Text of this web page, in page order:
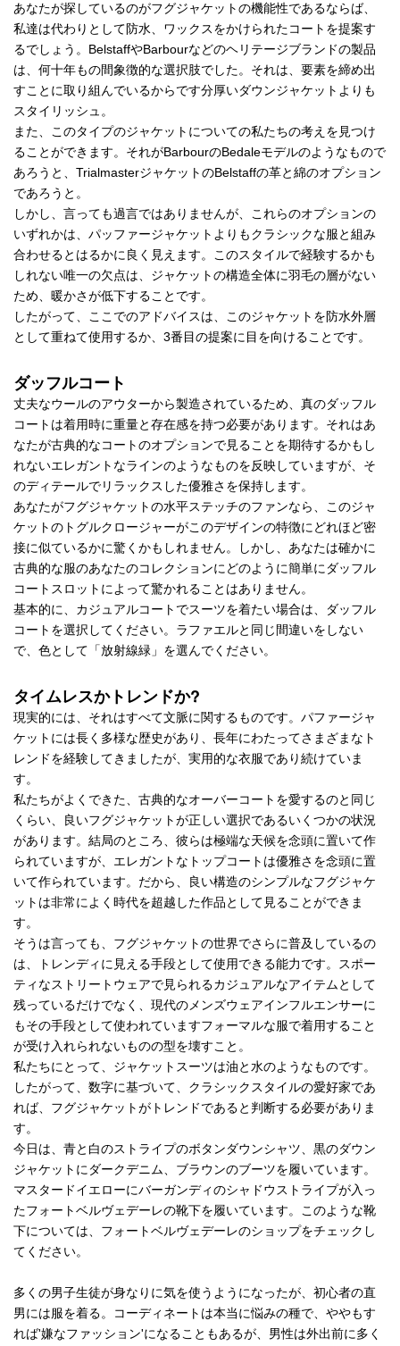
あなたが探しているのがフグジャケットの機能性であるならば、
私達は代わりとして防水、ワックスをかけられたコートを提案す
るでしょう。BelstaffやBarbourなどのヘリテージブランドの製品
は、何十年もの間象徴的な選択肢でした。それは、要素を締め出
すことに取り組んでいるからです分厚いダウンジャケットよりも
スタイリッシュ。
また、このタイプのジャケットについての私たちの考えを見つけ
ることができます。それがBarbourのBedaleモデルのようなもので
あろうと、TrialmasterジャケットのBelstaffの革と綿のオプション
であろうと。
しかし、言っても過言ではありませんが、これらのオプションの
いずれかは、パッファージャケットよりもクラシックな服と組み
合わせるとはるかに良く見えます。このスタイルで経験するかも
しれない唯一の欠点は、ジャケットの構造全体に羽毛の層がない
ため、暖かさが低下することです。
したがって、ここでのアドバイスは、このジャケットを防水外層
として重ねて使用するか、3番目の提案に目を向けることです。
ダッフルコート
丈夫なウールのアウターから製造されているため、真のダッフル
コートは着用時に重量と存在感を持つ必要があります。それはあ
なたが古典的なコートのオプションで見ることを期待するかもし
れないエレガントなラインのようなものを反映していますが、そ
のディテールでリラックスした優雅さを保持します。
あなたがフグジャケットの水平ステッチのファンなら、このジャ
ケットのトグルクロージャーがこのデザインの特徴にどれほど密
接に似ているかに驚くかもしれません。しかし、あなたは確かに
古典的な服のあなたのコレクションにどのように簡単にダッフル
コートスロットによって驚かれることはありません。
基本的に、カジュアルコートでスーツを着たい場合は、ダッフル
コートを選択してください。ラファエルと同じ間違いをしない
で、色として「放射線緑」を選んでください。
タイムレスかトレンドか?
現実的には、それはすべて文脈に関するものです。パファージャ
ケットには長く多様な歴史があり、長年にわたってさまざまなト
レンドを経験してきましたが、実用的な衣服であり続けていま
す。
私たちがよくできた、古典的なオーバーコートを愛するのと同じ
くらい、良いフグジャケットが正しい選択であるいくつかの状況
があります。結局のところ、彼らは極端な天候を念頭に置いて作
られていますが、エレガントなトップコートは優雅さを念頭に置
いて作られています。だから、良い構造のシンプルなフグジャケ
ットは非常によく時代を超越した作品として見ることができま
す。
そうは言っても、フグジャケットの世界でさらに普及しているの
は、トレンディに見える手段として使用できる能力です。スポー
ティなストリートウェアで見られるカジュアルなアイテムとして
残っているだけでなく、現代のメンズウェアインフルエンサーに
もその手段として使われていますフォーマルな服で着用すること
が受け入れられないものの型を壊すこと。
私たちにとって、ジャケットスーツは油と水のようなものです。
したがって、数字に基づいて、クラシックスタイルの愛好家であ
れば、フグジャケットがトレンドであると判断する必要がありま
す。
今日は、青と白のストライプのボタンダウンシャツ、黒のダウン
ジャケットにダークデニム、ブラウンのブーツを履いています。
マスタードイエローにバーガンディのシャドウストライプが入っ
たフォートベルヴェデーレの靴下を履いています。このような靴
下については、フォートベルヴェデーレのショップをチェックし
てください。
多くの男子生徒が身なりに気を使うようになったが、初心者の直
男には服を着る。コーディネートは本当に悩みの種で、ややもす
れば'嫌なファッション'になることもあるが、男性は外出前に多く